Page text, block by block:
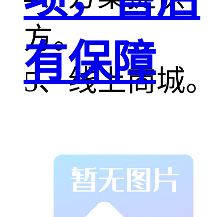
方。
5、线上商城。
智能货柜系统
的优势：
有保障